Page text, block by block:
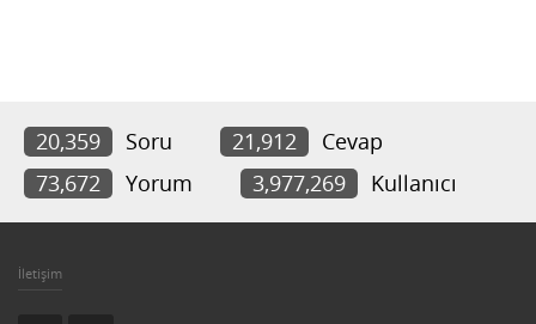
20,359 Soru 21,912
Cevap
73,672
Yorum 3,977,269 Kullanıcı
İletişim